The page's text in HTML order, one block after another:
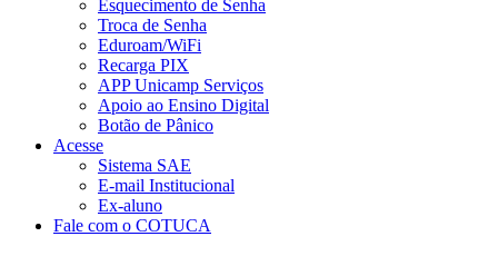
Esquecimento de Senha
Troca de Senha
Eduroam/WiFi
Recarga PIX
APP Unicamp Serviços
Apoio ao Ensino Digital
Botão de Pânico
Acesse
Sistema SAE
E-mail Institucional
Ex-aluno
Fale com o COTUCA